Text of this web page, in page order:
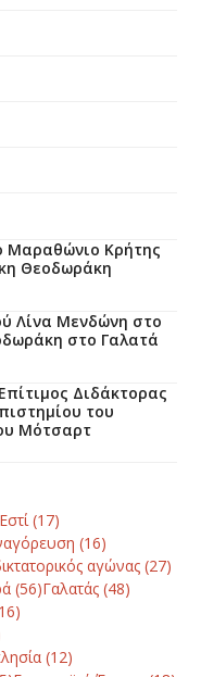
Μαραθώνιο Κρήτης
Θεοδωράκη
Λίνα Μενδώνη στο
στο Γαλατά
Διδάκτορας
του
Μότσαρτ
(17)
(16)
αγώνας (27)
(56)Γαλατάς (48)
(12)